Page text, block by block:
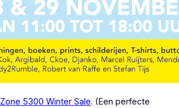
Zone 5300 Winter Sale. (Een perfecte